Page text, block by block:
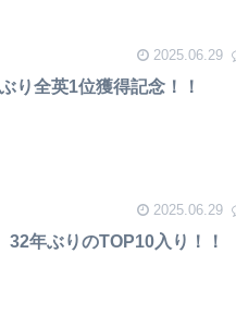
2025.06.29
り全英1位獲得記念！！
2025.06.29
年ぶりのTOP10入り！！